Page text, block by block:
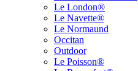
Le London®
Le Navette®
Le Normaund
Occitan
Outdoor
Le Poisson®